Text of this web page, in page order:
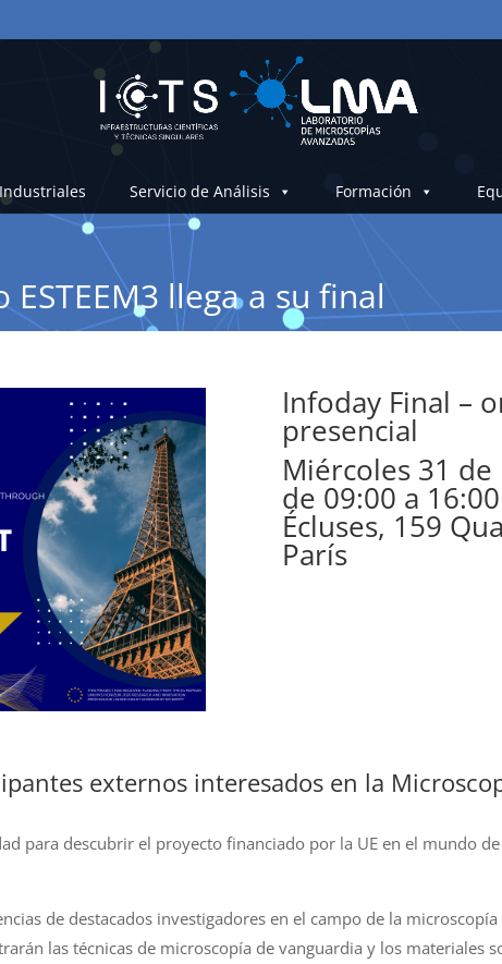
Servicio de Análisis Formación
ESTEEM3 llega a su final
Infoday Final –
presencial
Miércoles 31
de 09:00 a
Écluses, 159
París
externos interesados en la
para descubrir el proyecto financiado por la UE en el mundo
de destacados investigadores en el campo de la
las técnicas de microscopía de vanguardia y los materiales